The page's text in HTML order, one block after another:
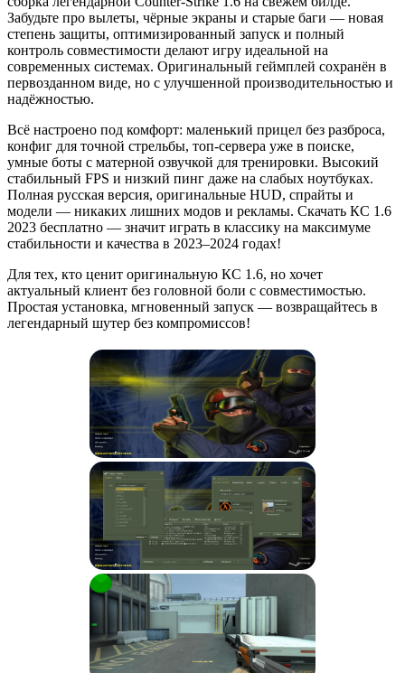
Забудьте про вылеты, чёрные экраны и старые баги — новая
степень защиты, оптимизированный запуск и полный
контроль совместимости делают игру идеальной на
современных системах. Оригинальный геймплей сохранён в
первозданном виде, но с улучшенной производительностью и
надёжностью.
Всё настроено под комфорт: маленький прицел без разброса,
конфиг для точной стрельбы, топ-сервера уже в поиске,
умные боты с матерной озвучкой для тренировки. Высокий
стабильный FPS и низкий пинг даже на слабых ноутбуках.
Полная русская версия, оригинальные HUD, спрайты и
модели — никаких лишних модов и рекламы. Скачать КС 1.6
2023 бесплатно — значит играть в классику на максимуме
стабильности и качества в 2023–2024 годах!
Для тех, кто ценит оригинальную КС 1.6, но хочет
актуальный клиент без головной боли с совместимостью.
Простая установка, мгновенный запуск — возвращайтесь в
легендарный шутер без компромиссов!